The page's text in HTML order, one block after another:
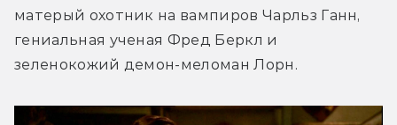
матерый охотник на вампиров Чарльз Ганн,
гениальная ученая Фред Беркл и
зеленокожий демон-меломан Лорн.